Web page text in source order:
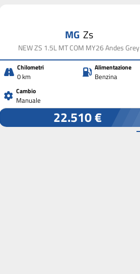
MG Zs
NEW ZS 1.5L MT COM MY26 Andes Grey
Chilometri
0 km
Alimentazione
Benzina
Cambio
Manuale
22.510 €